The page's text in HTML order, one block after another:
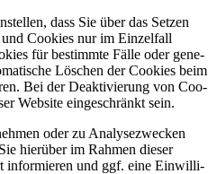
dass Sie über das Setzen
Coo­kies nur im Ein­zel­fall
für bestimmte Fälle oder gene­
Löschen der Coo­kies beim
Bei der Deak­ti­vie­rung von Coo­
Web­site ein­ge­schränkt sein.
oder zu Ana­ly­se­zwe­cken
hier­über im Rahmen dieser
infor­mieren und ggf. eine Ein­wil­li­